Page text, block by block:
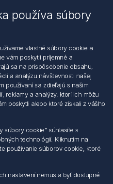
podmienky
používa súbory
vlastné súbory cookie a
vám poskytli príjemné a
sa na prispôsobenie obsahu,
a analýzu návštevnosti našej
používaní sa zdieľajú s našimi
reklamy a analýzy, ktorí ich môžu
poskytli alebo ktoré získali z vášho
súbory cookie" súhlasíte s
technológií. Kliknutím na
používanie súborov cookie, ktoré
nastavení nemusia byť dostupné